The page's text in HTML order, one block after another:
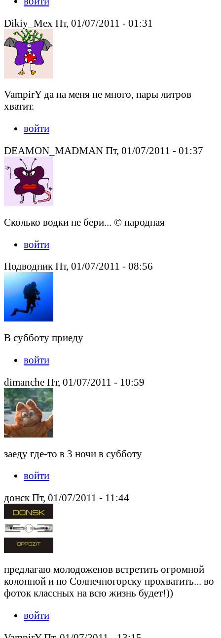
Dikiy_Mex Пт, 01/07/2011 - 01:31
VampirY да на меня не много, пары литров
хватит.
войти
DEAMON_MADMAN Пт, 01/07/2011 - 01:37
Сколько водки не бери... © народная
войти
Подводник Пт, 01/07/2011 - 08:56
В субботу приеду
войти
dimanche Пт, 01/07/2011 - 10:59
заеду где-то в 3 ночи в субботу
войти
донск Пт, 01/07/2011 - 11:44
предлагаю молодоженов встретить огромной
колонной и по Солнечногорску прохватить... во
фоток классных на всю жизнь будет!))
войти